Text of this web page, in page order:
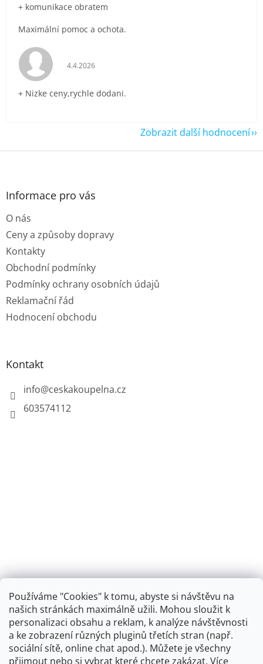
Používáme "Cookies" k tomu, abyste si návštěvu na
našich stránkách maximálně užili. Mohou sloužit k
personalizaci obsahu a reklam, k analýze návštěvnosti
a ke zobrazení různých pluginů třetích stran (např.
sociální sítě, online chat apod.). Můžete je všechny
přijmout nebo si vybrat které chcete zakázat. Více
+ komunikace obratem
Maximální pomoc a ochota.
Hodnocení obchodu je 5 z 5 hvězdiček.
4.4.2026
+ Nizke ceny,rychle dodani.
Zobrazit další hodnocení
Z
Informace pro vás
O nás
Ceny a způsoby dopravy
Kontakty
Obchodní podmínky
Podmínky ochrany osobních údajů
Reklamační řád
Hodnocení obchodu
Kontakt
info@ceskakoupelna.cz
603574112
Retro koupelna